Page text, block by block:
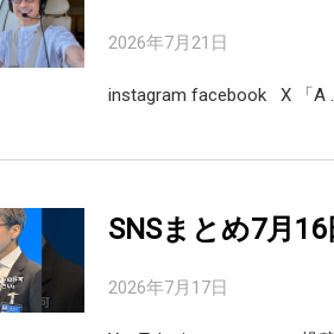
2026年7月21日
instagram facebook X 「A
SNSまとめ7月16
2026年7月17日